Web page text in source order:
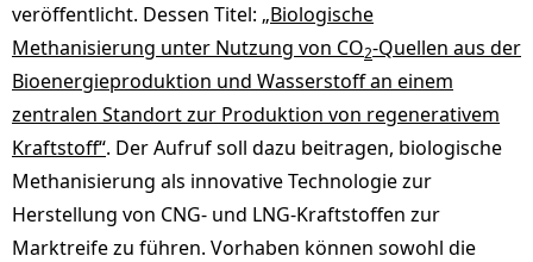
veröffentlicht. Dessen Titel: „Biologische
Methanisierung unter Nutzung von CO2-Quellen aus der
Bioenergieproduktion und Wasserstoff an einem
zentralen Standort zur Produktion von regenerativem
Kraftstoff“. Der Aufruf soll dazu beitragen, biologische
Methanisierung als innovative Technologie zur
Herstellung von CNG- und LNG-Kraftstoffen zur
Marktreife zu führen. Vorhaben können sowohl die